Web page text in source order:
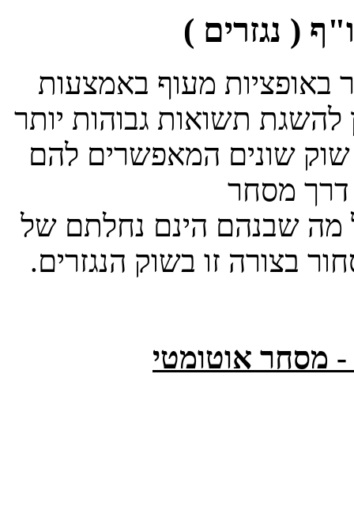
( נגזרים )
באופציות מעוף באמצעות
תשואות גבוהות יותר
שוק שונים המאפשרים להם
דרך מסחר
מה שבנהם הינם נחלתם של
בצורה זו בשוק הנגזרים.
- מסחר אוטומטי